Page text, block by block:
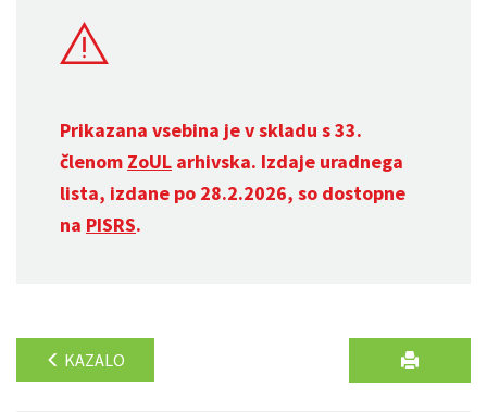
Prikazana vsebina je v skladu s 33.
členom ZoUL arhivska. Izdaje uradnega
lista, izdane po 28.2.2026, so dostopne
na PISRS.
KAZALO